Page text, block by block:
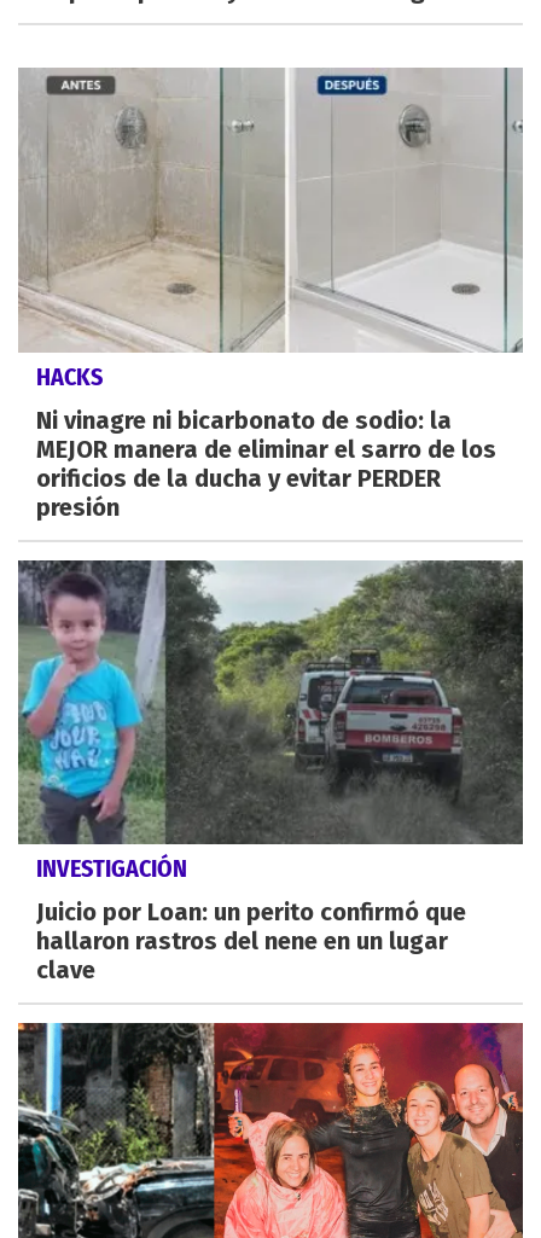
HACKS
Ni vinagre ni bicarbonato de sodio: la
MEJOR manera de eliminar el sarro de los
orificios de la ducha y evitar PERDER
presión
INVESTIGACIÓN
Juicio por Loan: un perito confirmó que
hallaron rastros del nene en un lugar
clave